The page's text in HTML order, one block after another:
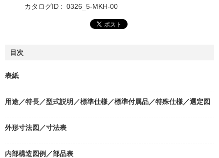
カタログID : 0326_5-MKH-00
目次
表紙
用途／特長／型式説明／標準仕様／標準付属品／特殊仕様／選定図
外形寸法図／寸法表
内部構造図例／部品表